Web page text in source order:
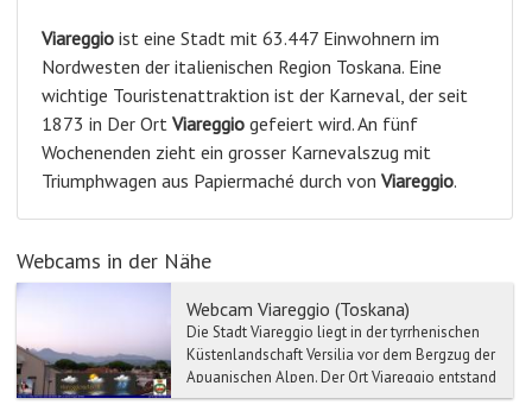
Viareggio ist eine Stadt mit 63.447 Einwohnern im
Nordwesten der italienischen Region Toskana. Eine
wichtige Touristenattraktion ist der Karneval, der seit
1873 in Der Ort Viareggio gefeiert wird. An fünf
Wochenenden zieht ein grosser Karnevalszug mit
Triumphwagen aus Papiermaché durch von Viareggio.
Webcams in der Nähe
Webcam Viareggio (Toskana)
Die Stadt Viareggio liegt in der tyrrhenischen
Küstenlandschaft Versilia vor dem Bergzug der
Apuanischen Alpen. Der Ort Viareggio entstand
aus eine...